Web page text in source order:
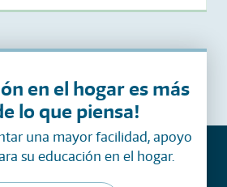
en el hogar es más
lo que piensa!
una mayor facilidad, apoyo
su educación en el hogar.